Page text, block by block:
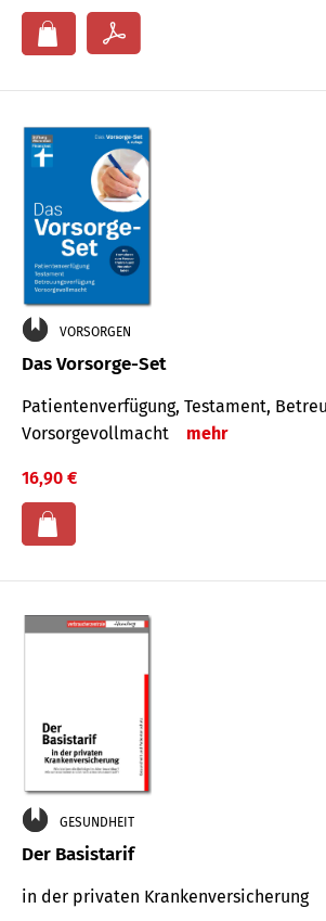
VORSORGEN
Das Vorsorge-Set
Patienten­ver­fügung, Testa­ment,
Vor­sorge­voll­macht
mehr
16,90 €
GESUNDHEIT
Der Basistarif
in der privaten Kran­ken­ver­siche­rung